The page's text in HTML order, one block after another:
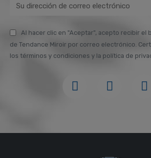
Al hacer clic en "Aceptar", acepto recibir el
de Tendance Miroir por correo electrónico.
los términos y condiciones y la política de